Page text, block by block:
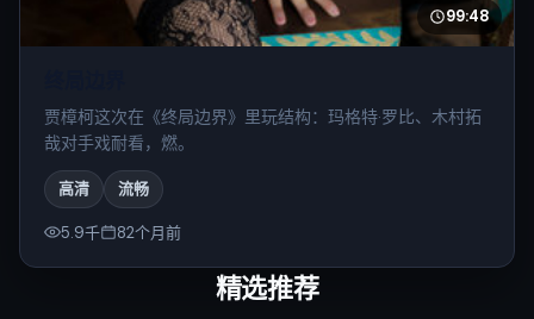
99:48
贾樟柯这次在《终局边界》里玩结构：玛格特·罗比、木村拓
哉对手戏耐看，燃。
高清 流畅
5.9千 82个月前
精选推荐